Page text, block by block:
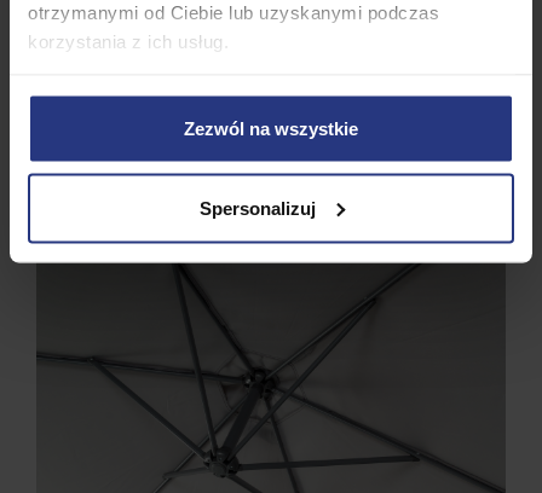
otrzymanymi od Ciebie lub uzyskanymi podczas
korzystania z ich usług.
Zezwól na wszystkie
Spersonalizuj